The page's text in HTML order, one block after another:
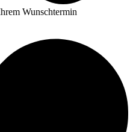
Wunschtermin